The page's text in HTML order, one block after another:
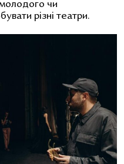
чи
різні театри.